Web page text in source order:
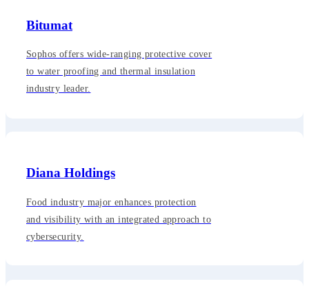
Bitumat
Sophos offers wide-ranging protective cover
to water proofing and thermal insulation
industry leader.
Diana Holdings
Food industry major enhances protection
and visibility with an integrated approach to
cybersecurity.